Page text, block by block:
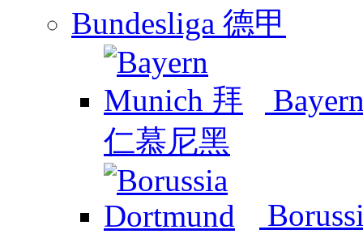
Bundesliga 德甲